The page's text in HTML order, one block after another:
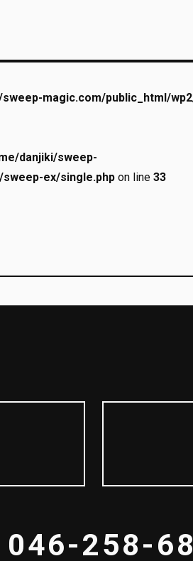
magic.com/public_html/
danjiki/sweep-
ex/single.php on line 33
046-258-